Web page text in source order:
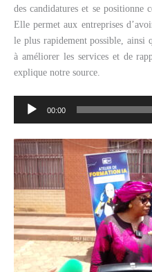
des candidatures et se positionne
Elle permet aux entreprises
le plus rapidement possible, ainsi
à améliorer les services et de
explique notre source.
Lecteur
audio
00:00